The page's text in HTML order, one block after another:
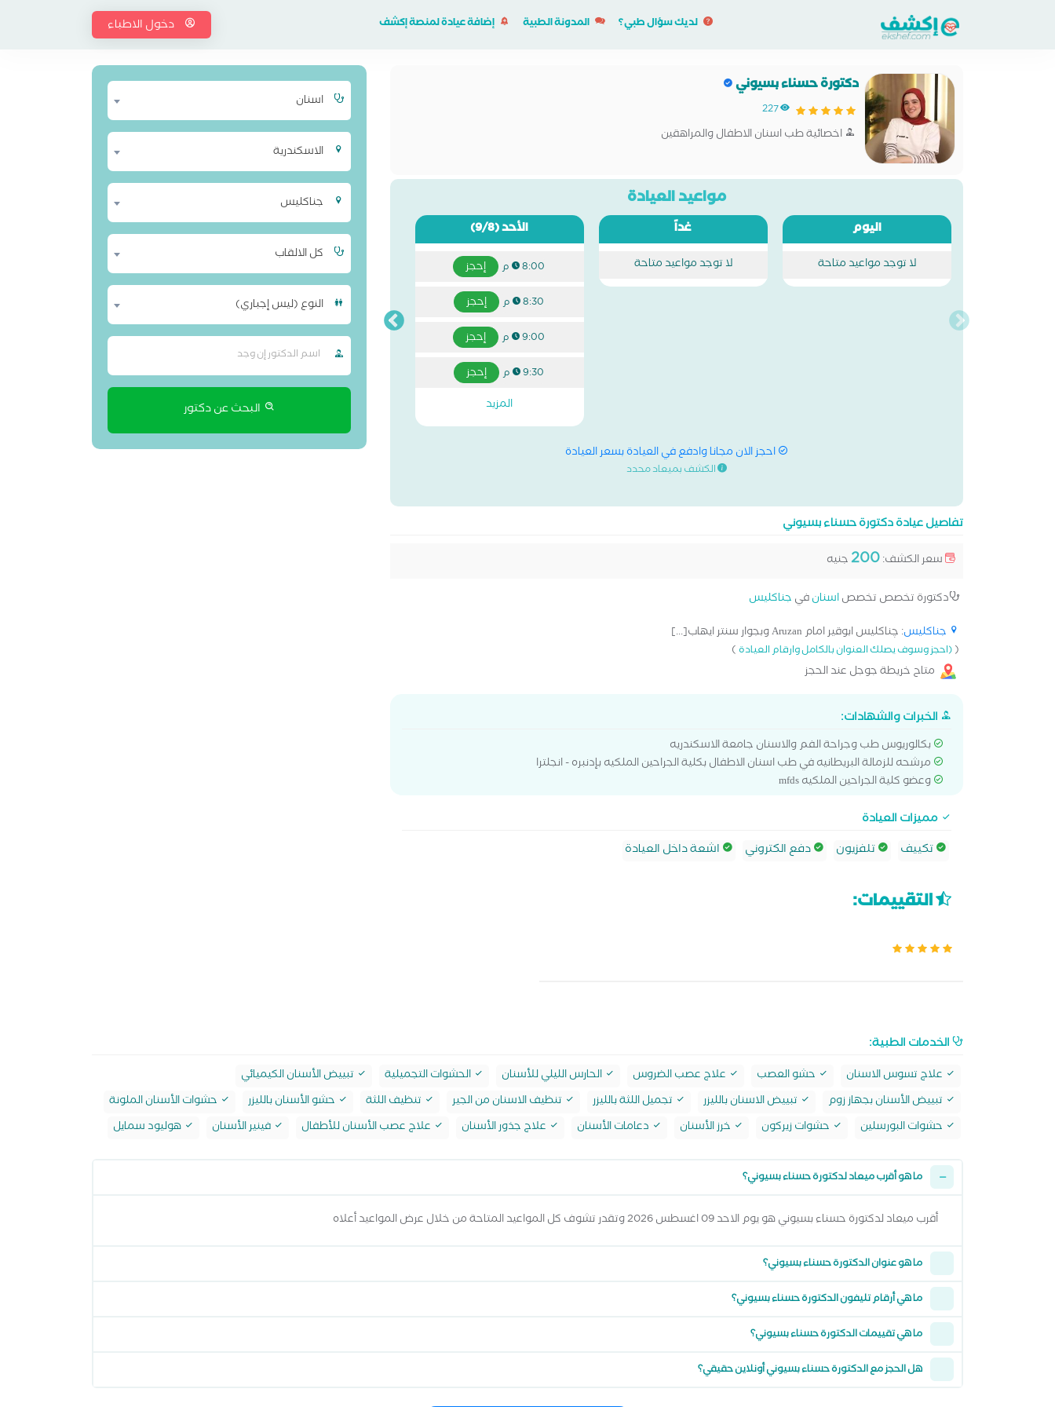
لديك سؤال طبي؟ المدونة الطبية إضافة عيادة لمنصة إكشف دخول الاطباء
دكتورة حسناء بسيوني
227
اخصائية طب اسنان الاطفال والمراهقين
مواعيد العيادة
اليوم
لا توجد مواعيد متاحة
غداً
لا توجد مواعيد متاحة
الأحد(9/8)
8:00 م إحجز
8:30 م إحجز
9:00 م إحجز
9:30 م
إحجز
المزيد
احجز الان مجانا وادفع في العيادة بسعر العيادة
الكشف بميعاد محدد
تفاصيل عيادة دكتورة حسناء بسيوني
سعر الكشف:200جنيه
دكتورة تخصص تخصصاسنانفي جناكليس
جناكليس: چناكليس ابوقير امام Aruzan وبجوار سنتر ايهاب[...]
((احجز وسوف يصلك العنوان بالكامل وارقام العيادة)
متاح خريطة جوجل عند الحجز
الخبرات والشهادات:
بكالوريوس طب وجراحة الفم والاسنان جامعة الاسكندريه
مرشحه للزمالة البريطانيه في طب اسنان الاطفال بكلية الجراحين الملكيه بإدنبره - انجلترا
وعضو كلية الجراحين الملكيه mfds
مميزات العيادة
تكييف
تلفزيون دفع الكتروني اشعة داخل العيادة
اسنان
الاسكندرية
جناكليس
كل الالقاب
النوع (ليس إجباري)
البحث عن دكتور
التقييمات:
الخدمات الطبية:
علاج تسوس الاسنان حشو العصب علاج عصب الضروس الحارس الليلي للأسنان الحشوات التجميلية
تبييض الأسنان الكيميائي
تبييض الأسنان بجهاز زوم
تبييض الاسنان بالليزر تجميل اللثة بالليزر تنظيف الاسنان من الجير تنظيف اللثة حشو الأسنان بالليزر
حشوات الأسنان الملونة
حشوات البورسلين
حشوات زيركون خرز الأسنان دعامات الأسنان علاج جذور الأسنان علاج عصب الأسنان للأطفال فينير الأسنان هوليود سمايل
ما هو أقرب ميعاد لدكتورة حسناء بسيوني؟
أقرب ميعاد لدكتورة حسناء بسيوني هو يوم الاحد 09 اغسطس 2026 وتقدر تشوف كل المواعيد المتاحة من خلال عرض المواعيد أعلاه
ما هو عنوان الدكتورة حسناء بسيوني؟
ما هي أرقام تليفون الدكتورة حسناء بسيوني؟
ما هي تقييمات الدكتورة حسناء بسيوني؟
هل الحجز مع الدكتورة حسناء بسيوني أونلاين حقيقي؟